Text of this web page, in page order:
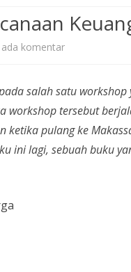
komentarpada
dalam
“Perencanaan
Keuangan
salah satu workshop
workshop tersebut
ketika pulang ke
ini lagi, sebuah buku